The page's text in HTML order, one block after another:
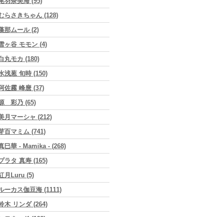
らさきちゃん (128)
那ムール (2)
ヶ谷 モモン (4)
丸モカ (180)
浅葱 旬時 (150)
佐霧 峰麿 (37)
彩乃 (65)
月マーシャ (212)
百マミム (741)
巳華 - Mamika - (268)
ラタ 真寿 (165)
月Luru (5)
ーカス伽豆海 (1111)
木 リンダ (264)